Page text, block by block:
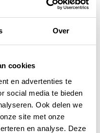
Over
cookies
en advertenties te
social media te bieden
Ook delen we
site met onze
en analyse. Deze